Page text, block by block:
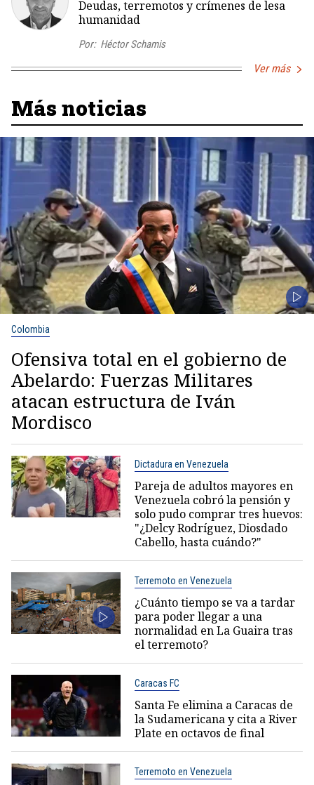
Deudas, terremotos y crímenes de lesa
humanidad
Por: Héctor Schamis
Ver más
Más noticias
Colombia
Ofensiva total en el gobierno de
Abelardo: Fuerzas Militares
atacan estructura de Iván
Mordisco
Dictadura en Venezuela
Pareja de adultos mayores en
Venezuela cobró la pensión y
solo pudo comprar tres huevos:
"¿Delcy Rodríguez, Diosdado
Cabello, hasta cuándo?"
Terremoto en Venezuela
¿Cuánto tiempo se va a tardar
para poder llegar a una
normalidad en La Guaira tras
el terremoto?
Caracas FC
Santa Fe elimina a Caracas de
la Sudamericana y cita a River
Plate en octavos de final
Terremoto en Venezuela